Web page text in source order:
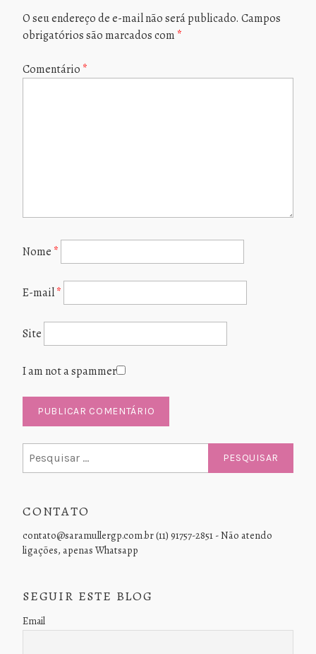
O seu endereço de e-mail não será publicado. Campos
obrigatórios são marcados com *
Comentário *
Nome *
E-mail*
Site
I am not a spammer
por:
CONTATO
contato@saramullergp.com.br (11) 91757-2851 - Não atendo
ligações, apenas Whatsapp
SEGUIR ESTE BLOG
Email